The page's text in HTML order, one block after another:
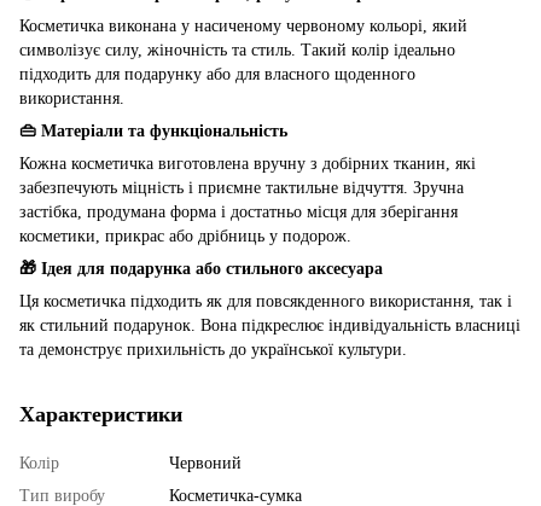
Косметичка виконана у насиченому червоному кольорі, який
символізує силу, жіночність та стиль. Такий колір ідеально
підходить для подарунку або для власного щоденного
використання.
👜 Матеріали та функціональність
Кожна косметичка виготовлена вручну з добірних тканин, які
забезпечують міцність і приємне тактильне відчуття. Зручна
застібка, продумана форма і достатньо місця для зберігання
косметики, прикрас або дрібниць у подорож.
🎁 Ідея для подарунка або стильного аксесуара
Ця косметичка підходить як для повсякденного використання, так і
як стильний подарунок. Вона підкреслює індивідуальність власниці
та демонструє прихильність до української культури.
Характеристики
Колір
Червоний
Тип виробу
Косметичка-сумка